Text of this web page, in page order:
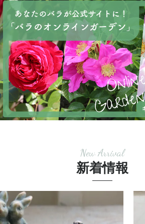
New Arrival
新着情報